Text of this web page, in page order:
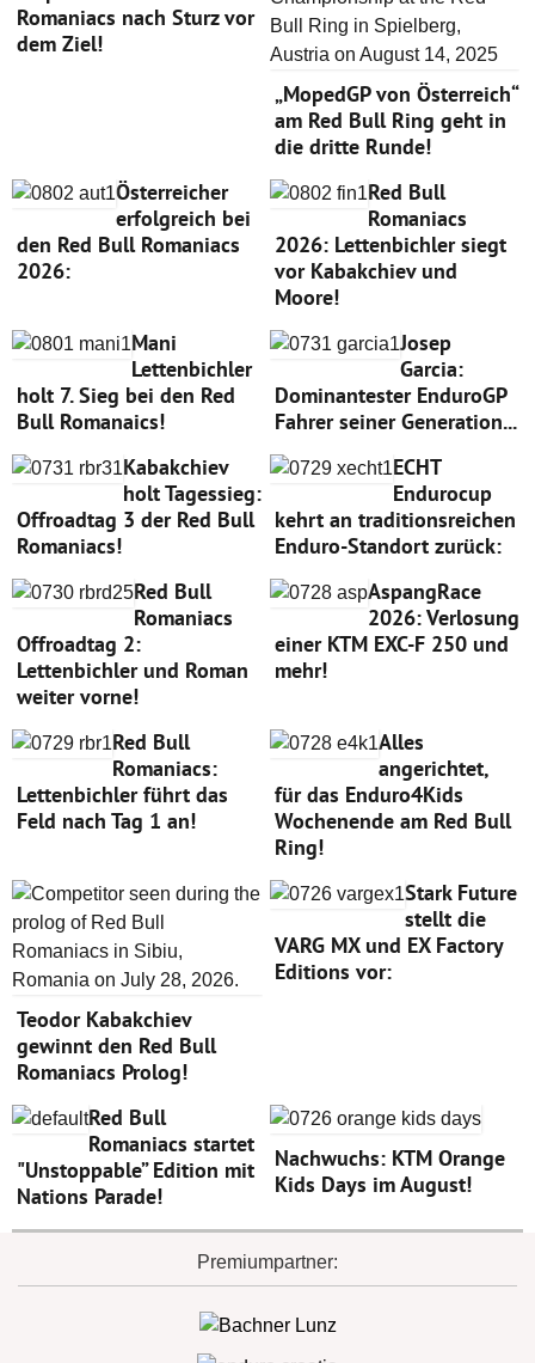
Romaniacs nach Sturz vor
dem Ziel!
„MopedGP von Österreich“
am Red Bull Ring geht in
die dritte Runde!
Österreicher
erfolgreich bei
den Red Bull Romaniacs
2026:
Red Bull
Romaniacs
2026: Lettenbichler siegt
vor Kabakchiev und
Moore!
Mani
Lettenbichler
holt 7. Sieg bei den Red
Bull Romanaics!
Josep
Garcia:
Dominantester EnduroGP
Fahrer seiner Generation...
Kabakchiev
holt Tagessieg:
Offroadtag 3 der Red Bull
Romaniacs!
ECHT
Endurocup
kehrt an traditionsreichen
Enduro-Standort zurück:
Red Bull
Romaniacs
Offroadtag 2:
Lettenbichler und Roman
weiter vorne!
AspangRace
2026: Verlosung
einer KTM EXC-F 250 und
mehr!
Red Bull
Romaniacs:
Lettenbichler führt das
Feld nach Tag 1 an!
Alles
angerichtet,
für das Enduro4Kids
Wochenende am Red Bull
Ring!
Teodor Kabakchiev
gewinnt den Red Bull
Romaniacs Prolog!
Stark Future
stellt die
VARG MX und EX Factory
Editions vor:
Red Bull
Romaniacs startet
"Unstoppable” Edition mit
Nations Parade!
Nachwuchs: KTM Orange
Kids Days im August!
Premiumpartner: